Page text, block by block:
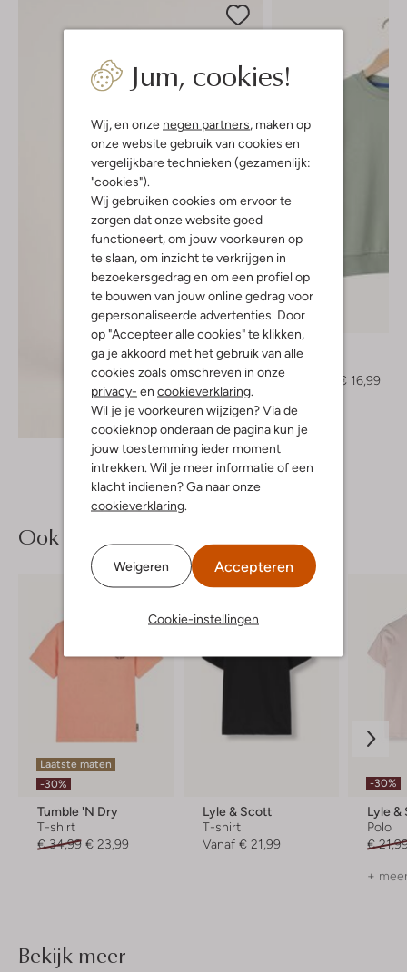
Jum, cookies!
Wij, en onze negen partners, maken op
onze website gebruik van cookies en
vergelijkbare technieken (gezamenlijk:
"cookies").
Wij gebruiken cookies om ervoor te
zorgen dat onze website goed
functioneert, om jouw voorkeuren op
te slaan, om inzicht te verkrijgen in
bezoekersgedrag en om een profiel op
te bouwen van jouw online gedrag voor
gepersonaliseerde advertenties. Door
op "Accepteer alle cookies" te klikken,
ga je akkoord met het gebruik van alle
cookies zoals omschreven in onze
privacy- en cookieverklaring.
Wil je je voorkeuren wijzigen? Via de
cookieknop onderaan de pagina kun je
jouw toestemming ieder moment
intrekken. Wil je meer informatie of een
klacht indienen? Ga naar onze
cookieverklaring.
Weigeren Accepteren
Cookie-instellingen
Ontdek de look
-50%
The New
€ 16,99
Ook iets voor jou?
Laatste maten
-30%
Tumble 'n Dry
T-shirt
€ 34,99 € 23,99
Lyle & Scott
T-shirt
Vanaf € 21,99
-30%
Lyle &
Polo
€
+
Bekijk meer